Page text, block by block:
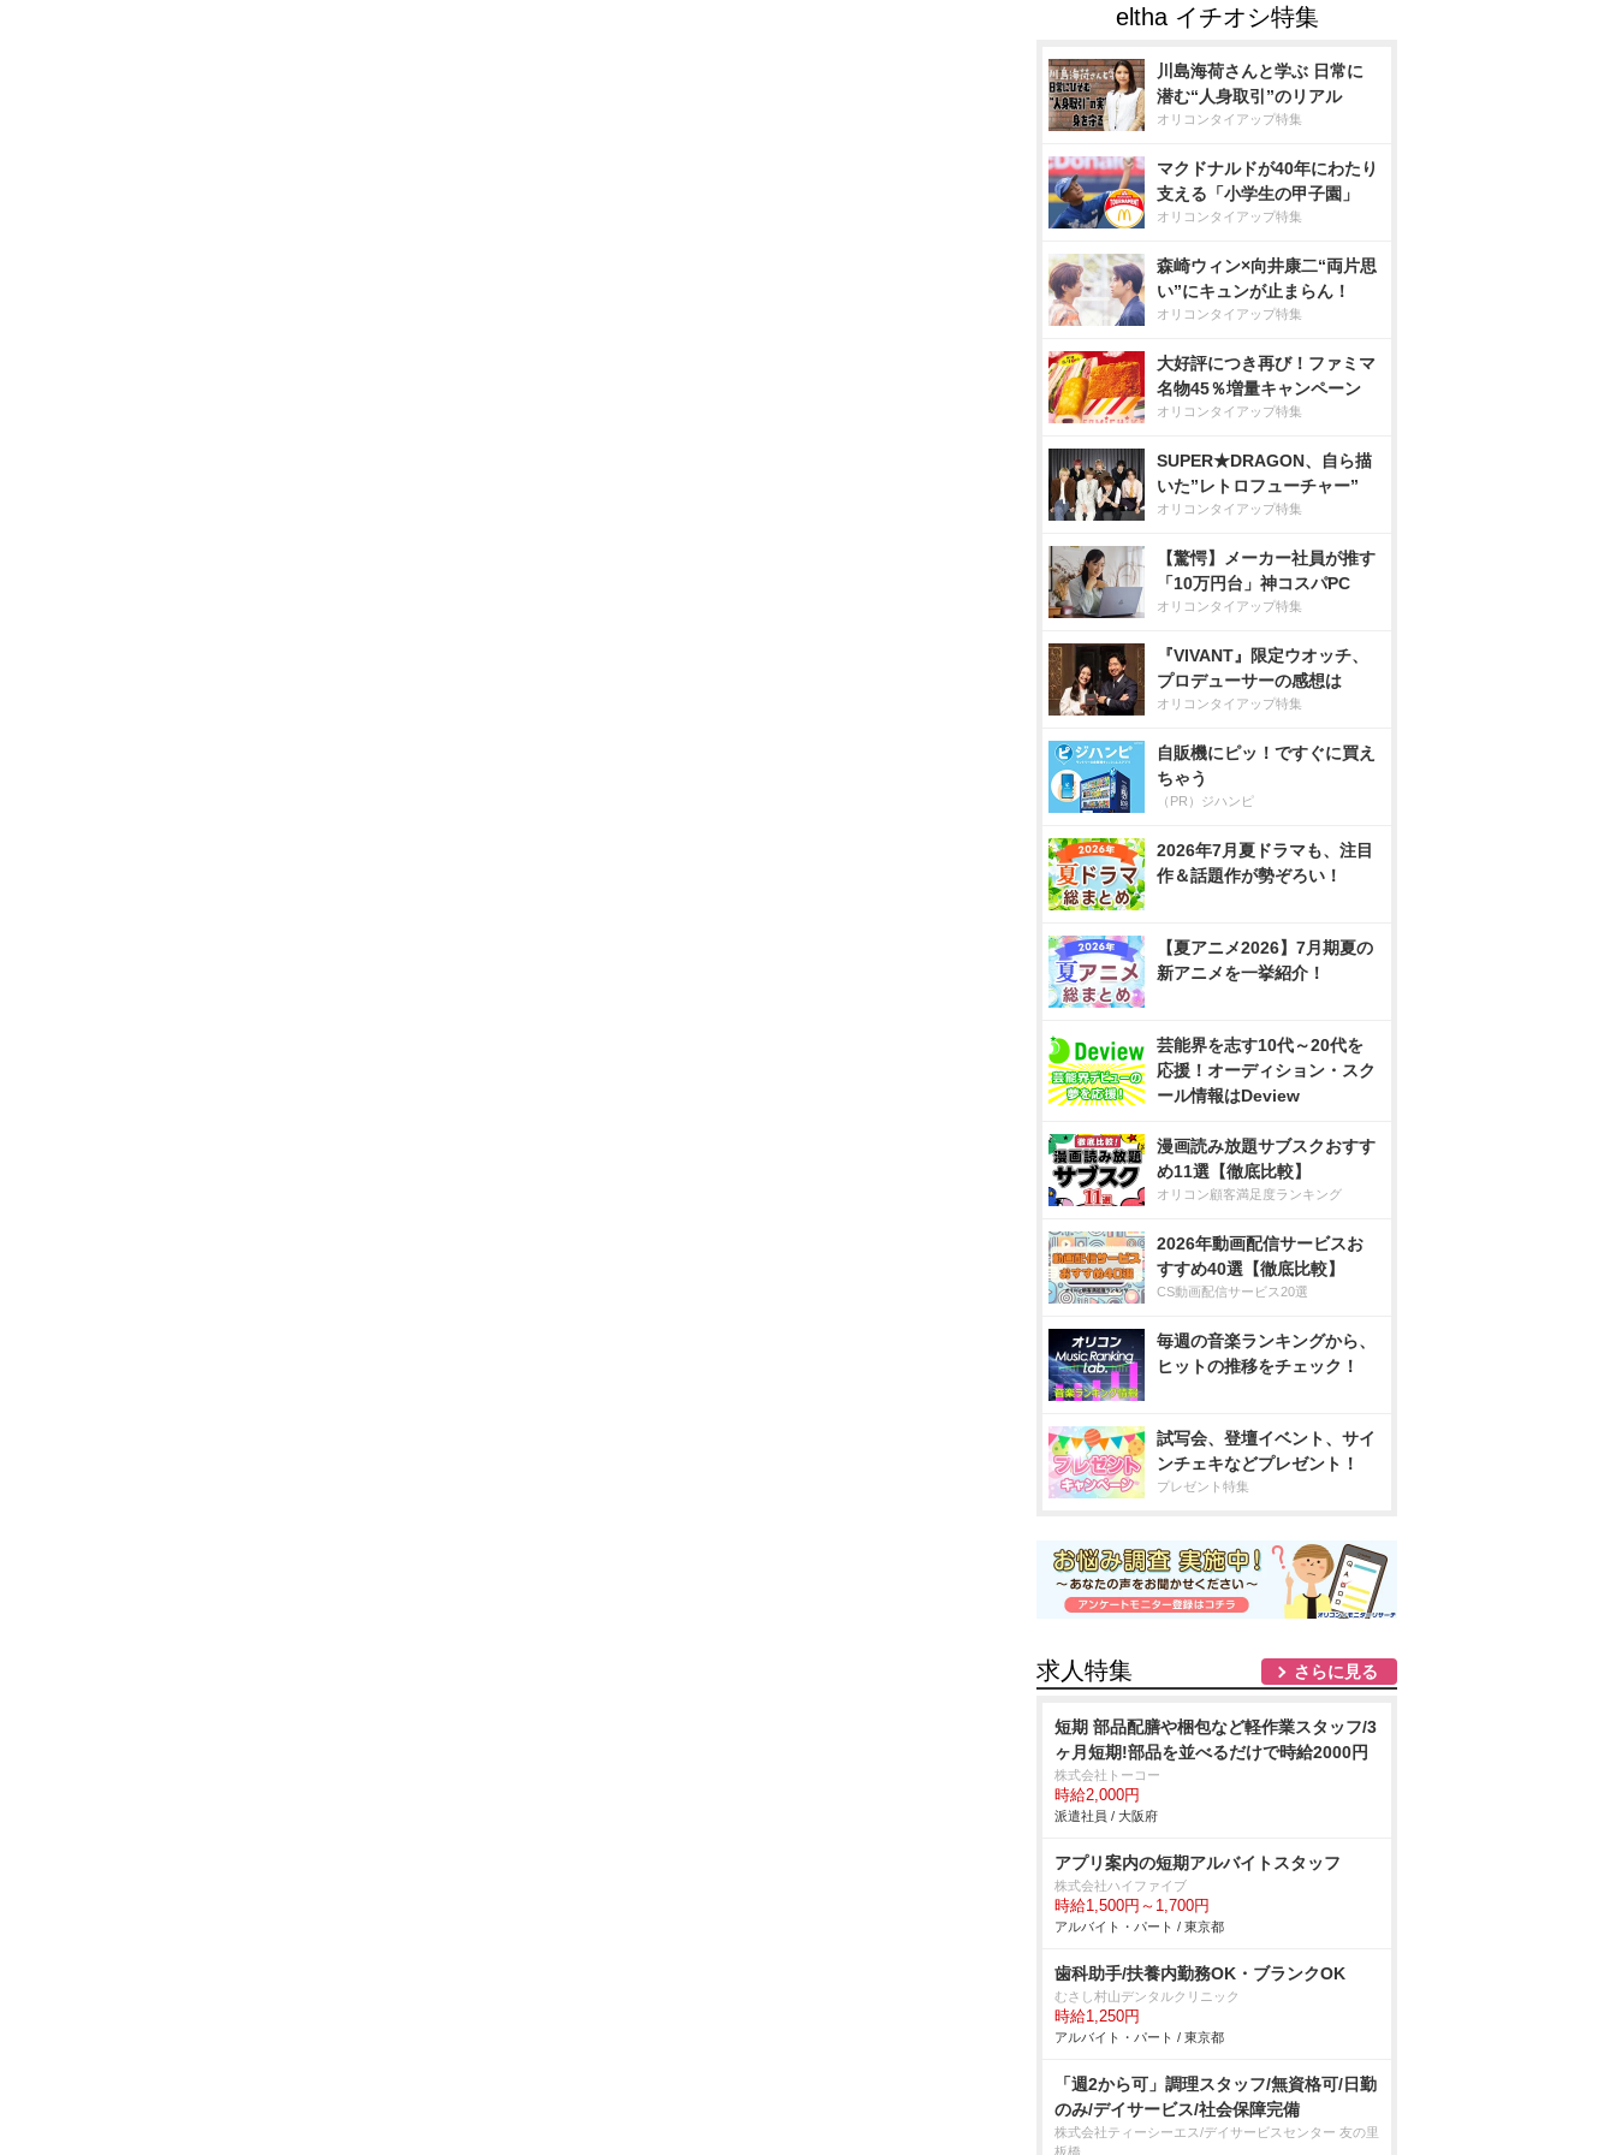
川島海荷さんと学ぶ 日常に
潜む“人身取引”のリアル
オリコンタイアップ特集
マクドナルドが40年にわたり
支える「小学生の甲子園」
オリコンタイアップ特集
森崎ウィン×向井康二“両片思
い”にキュンが止まらん！
オリコンタイアップ特集
大好評につき再び！ファミマ
名物45％増量キャンペーン
オリコンタイアップ特集
SUPER★DRAGON、自ら描
いた”レトロフューチャー”
オリコンタイアップ特集
【驚愕】メーカー社員が推す
「10万円台」神コスパPC
オリコンタイアップ特集
『VIVANT』限定ウオッチ、
プロデューサーの感想は
オリコンタイアップ特集
自販機にピッ！ですぐに買え
ちゃう
（PR）ジハンピ
2026年7月夏ドラマも、注目
作＆話題作が勢ぞろい！
【夏アニメ2026】7月期夏の
新アニメを一挙紹介！
芸能界を志す10代～20代を
応援！オーディション・スク
ール情報はDeview
漫画読み放題サブスクおすす
め11選【徹底比較】
オリコン顧客満足度ランキング
2026年動画配信サービスお
すすめ40選【徹底比較】
CS動画配信サービス20選
毎週の音楽ランキングから、
ヒットの推移をチェック！
試写会、登壇イベント、サイ
ンチェキなどプレゼント！
プレゼント特集
求人特集 さらに見る
短期 部品配膳や梱包など軽作業スタッフ/3
ヶ月短期!部品を並べるだけで時給2000円
株式会社トーコー
時給2,000円
派遣社員 / 大阪府
アプリ案内の短期アルバイトスタッフ
株式会社ハイファイブ
時給1,500円～1,700円
アルバイト・パート / 東京都
歯科助手/扶養内勤務OK・ブランクOK
むさし村山デンタルクリニック
時給1,250円
アルバイト・パート / 東京都
「週2から可」調理スタッフ/無資格可/日勤
のみ/デイサービス/社会保障完備
株式会社ティーシーエス/デイサービスセンター 友の里
板橋